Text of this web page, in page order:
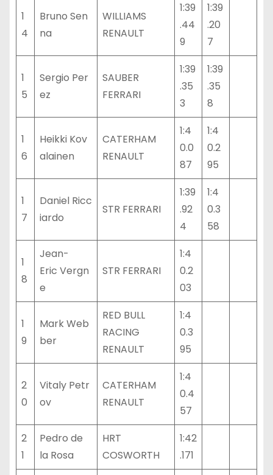
1
4
Bruno Sen
na
WILLIAMS
RENAULT
1:39
.44
9
1:39
.20
7
1
5
Sergio Per
ez
SAUBER
FERRARI
1:39
.35
3
1:39
.35
8
1
6
Heikki Kov
alainen
CATERHAM
RENAULT
1:4
0.0
87
1:4
0.2
95
1
7
Daniel Ricc
iardo
STR FERRARI
1:39
.92
4
1:4
0.3
58
1
8
Jean-
Eric Vergn
e
STR FERRARI
1:4
0.2
03
1
9
Mark Web
ber
RED BULL
RACING
RENAULT
1:4
0.3
95
2
0
Vitaly Petr
ov
CATERHAM
RENAULT
1:4
0.4
57
2
1
Pedro de
la Rosa
HRT
COSWORTH
1:42
.171